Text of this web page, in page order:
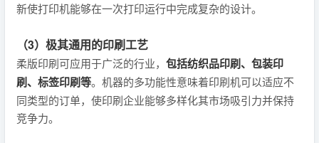
新使打印机能够在一次打印运行中完成复杂的设计。
（3）极其通用的印刷工艺
柔版印刷可应用于广泛的行业， 包括纺织品印刷、包装印
刷、标签印刷等。机器的多功能性意味着印刷机可以适应不
同类型的订单，使印刷企业能够多样化其市场吸引力并保持
竞争力。